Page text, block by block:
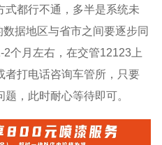
式都行不通，多半是系统未
据地区与省市之间要逐步同
个月左右，在交管12123上
者打电话咨询车管所，只要
，此时耐心等待即可。